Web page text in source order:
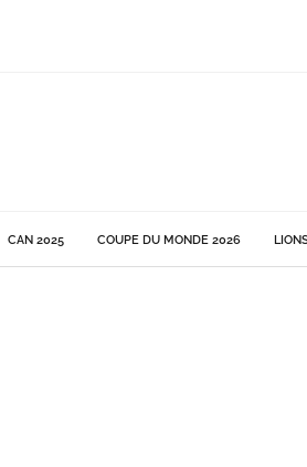
CAN 2025 COUPE DU MONDE 2026